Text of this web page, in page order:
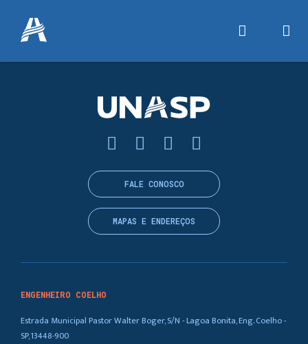
ENGENHEIRO COELHO
Estrada Municipal Pastor Walter Boger, S/N - Lagoa Bonita, Eng. Coelho -
SP, 13448-900
FALE CONOSCO
MAPAS E ENDEREÇOS